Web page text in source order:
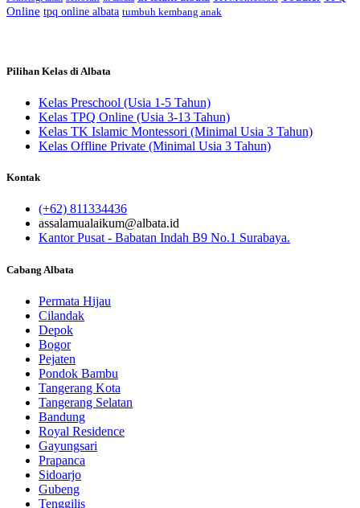
Online tpq online albata tumbuh kembang anak
Pilihan Kelas di Albata
Kelas Preschool (Usia 1-5 Tahun)
Kelas TPQ Online (Usia 3-13 Tahun)
Kelas TK Islamic Montessori (Minimal Usia 3 Tahun)
Kelas Offline Private (Minimal Usia 3 Tahun)
Kontak
(+62) 811334436
assalamualaikum@albata.id
Kantor Pusat - Babatan Indah B9 No.1 Surabaya.
Cabang Albata
Permata Hijau
Cilandak
Depok
Bogor
Pejaten
Pondok Bambu
Tangerang Kota
Tangerang Selatan
Bandung
Royal Residence
Gayungsari
Prapanca
Sidoarjo
Gubeng
Tenggilis